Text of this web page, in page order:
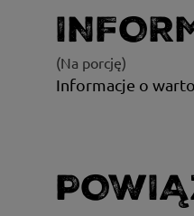
(Na porcję)
Informacje o